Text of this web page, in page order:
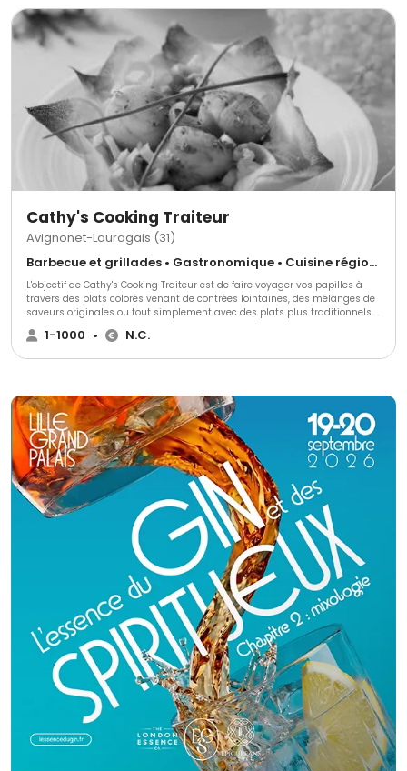
Cathy's Cooking Traiteur
Avignonet-Lauragais (31)
Barbecue et grillades • Gastronomique • Cuisine régionale
L'objectif de Cathy's Cooking Traiteur est de faire voyager vos papilles à
travers des plats colorés venant de contrées lointaines, des mélanges de
saveurs originales ou tout simplement avec des plats plus traditionnels.
Vous l'avez rêvé Cathy's Cooking l'a réalisé. N'attendez plus pour demander
votre devis gratuit.
1-1000 • N.C.